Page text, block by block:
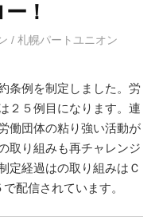
！
/ 札幌パートユニオン
条例を制定しました。労
２５例目になります。連
働団体の粘り強い活動が
取り組みも再チャレンジ
定経過はの取り組みはＣ
配信されています。